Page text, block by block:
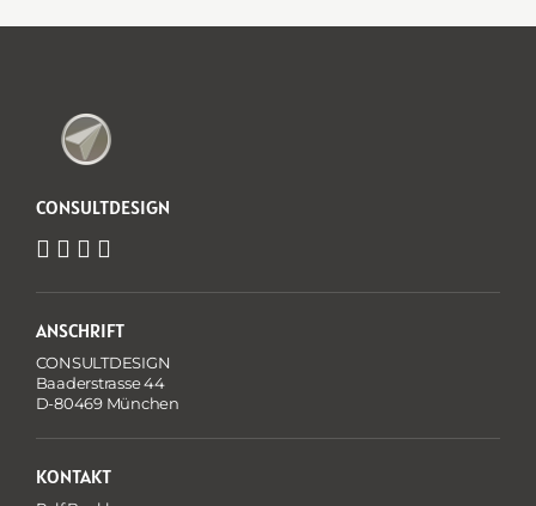
CONSULTDESIGN
ANSCHRIFT
CONSULTDESIGN
Baaderstrasse 44
D-80469 München
KONTAKT